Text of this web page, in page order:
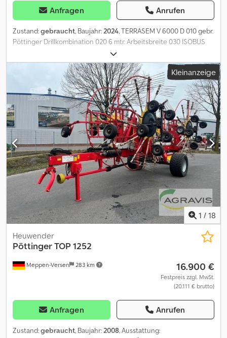
Anfragen Anrufen
Zustand:gebraucht, Baujahr:2024, TERRASEM V 6000 D 010 gebr.
Pöttinger Drillkombination 020 6 mtr. Arbeitsbreite 030 ISOBUS
ohne Terminal Dcedpfx Afjzqp Ezszek 040 40 km/h
Kleinanzeige
1 / 18
Meppen-Versen 283 km
Heuwender
PöttingerTOP 1252
16.900 €
Festpreis zzgl. MwSt.
(20.111 € brutto)
Anfragen Anrufen
Zustand:gebraucht, Baujahr:2008, Ausstattung: